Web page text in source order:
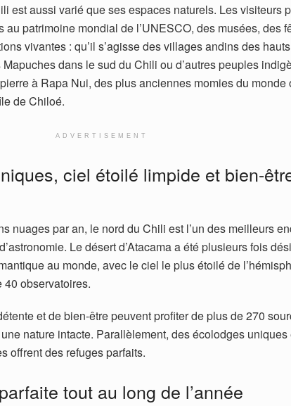
est aussi varié que ses espaces naturels. Les visiteurs
au patrimoine mondial de l’UNESCO, des musées, des
vivantes : qu’il s’agisse des villages andins des hauts
dans le sud du Chili ou d’autres peuples
à Rapa Nui, des plus anciennes momies du monde
de Chiloé.
ADVERTISEMENT
ciel étoilé limpide et bien-
nuages par an, le nord du Chili est l’un des meilleurs
Le désert d’Atacama a été plusieurs fois
au monde, avec le ciel le plus étoilé de
40 observatoires.
et de bien-être peuvent profiter de plus de 270
nature intacte. Parallèlement, des écolodges uniques
offrent des refuges parfaits.
tout au long de l’année